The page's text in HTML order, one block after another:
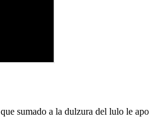
sumado a la dulzura del lulo le